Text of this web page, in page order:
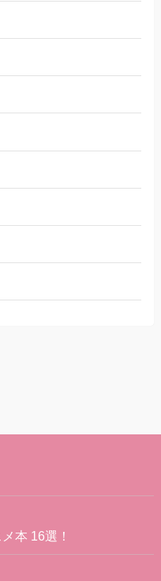
本 16選！